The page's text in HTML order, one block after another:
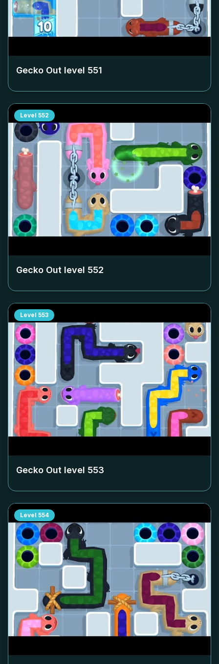
Gecko Out level 551
Level 552
Gecko Out level 552
Level 553
Gecko Out level 553
Level 554